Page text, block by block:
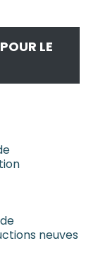
LE
neuves